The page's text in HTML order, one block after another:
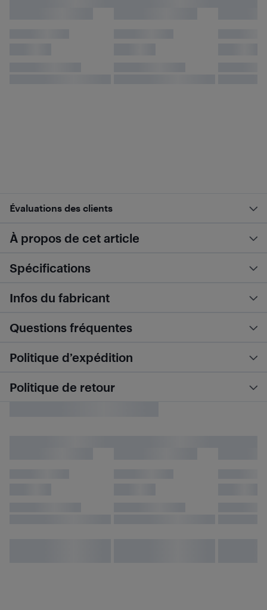
Évaluations des clients
À propos de cet article
Spécifications
Infos du fabricant
Questions fréquentes
Politique d’expédition
Politique de retour